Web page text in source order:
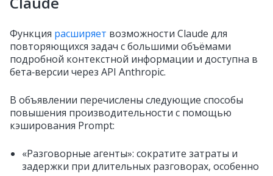
Функция расширяет возможности Claude для
повторяющихся задач с большими объёмами
подробной контекстной информации и доступна в
бета‑версии через API Anthropic.
В объявлении перечислены следующие способы
повышения производительности с помощью
кэширования Prompt:
«Разговорные агенты»: сократите затраты и
задержки при длительных разговорах, особенно